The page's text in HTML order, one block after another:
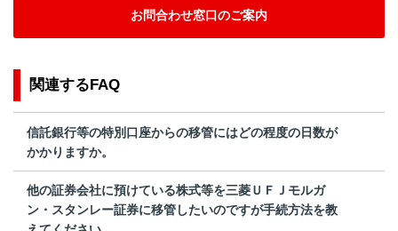
お問合わせ窓口のご案内
関連するFAQ
信託銀行等の特別口座からの移管にはどの程度の日数が
かかりますか。
他の証券会社に預けている株式等を三菱ＵＦＪモルガ
ン・スタンレー証券に移管したいのですが手続方法を教